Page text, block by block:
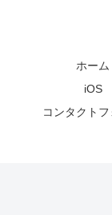
ホーム
iOS
コンタクトフ